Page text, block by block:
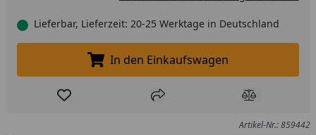
Lieferbar, Lieferzeit: 20-25 Werktage in Deutschland
In den Einkaufswagen legen
In den Einkaufswagen
Produkt zur Wunschliste hinzufügen
Teilen Produkt
Artikel-Nr.: 859442